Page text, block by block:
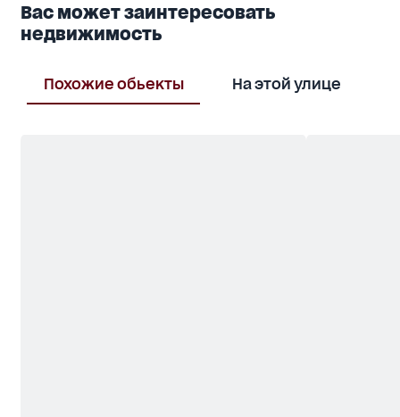
Вас может заинтересовать
недвижимость
Похожие обьекты На этой улице